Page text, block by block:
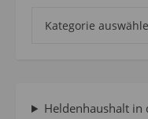
Heldenhaushalt in